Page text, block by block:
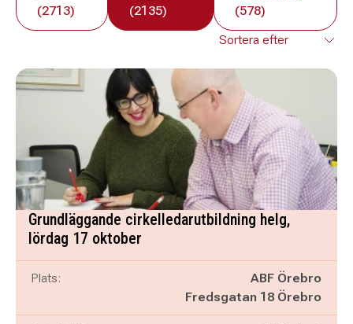
(2713)
(2135)
(578)
Grundläggande cirkelledarutbildning helg,
lördag 17 oktober
Plats:
ABF Örebro
Fredsgatan 18 Örebro